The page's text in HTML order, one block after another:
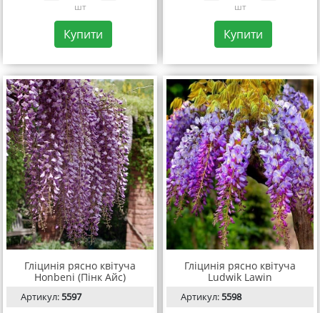
шт
Купити
шт
Купити
Гліцинія рясно квітуча
Honbeni (Пінк Айс)
Артикул:5597
Гліцинія рясно квітуча
Ludwik Lawin
Артикул:5598